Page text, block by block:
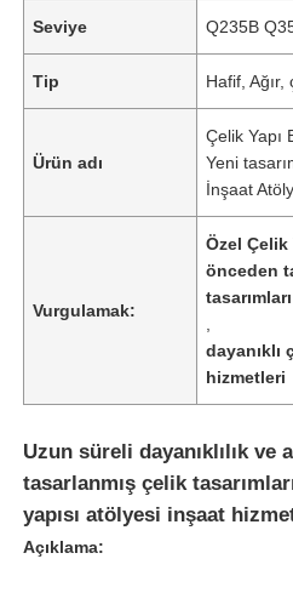
Seviye Q235B
Tip Hafif, Ağır,
Ürün adı
Çelik Yapı
Yeni
İnşaat
Vurgulamak:
Özel Çelik
önceden
tasarımları
dayanıklı
hizmetleri
Uzun süreli dayanıklılık ve
tasarlanmış çelik
yapısı atölyesi inşaat
Açıklama: